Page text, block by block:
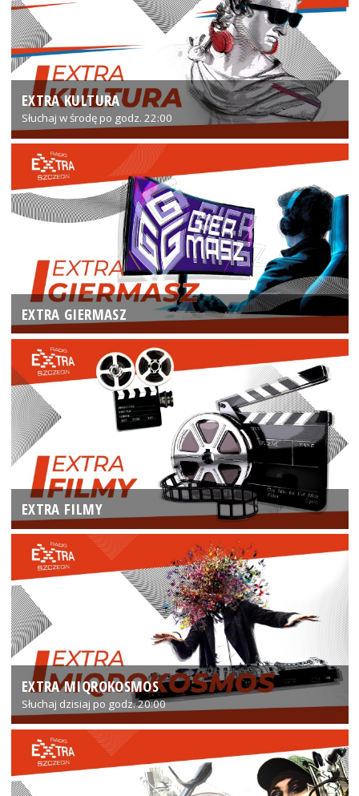
EXTRA KULTURA
Słuchaj w środę po godz. 22:00
EXTRA GIERMASZ
EXTRA FILMY
EXTRA MIQROKOSMOS
Słuchaj dzisiaj po godz. 20:00